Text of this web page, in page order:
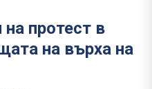
протест в
на върха на